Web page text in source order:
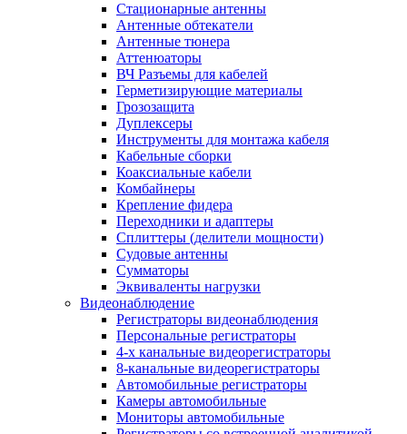
Стационарные антенны
Антенные обтекатели
Антенные тюнера
Аттенюаторы
ВЧ Разъемы для кабелей
Герметизирующие материалы
Грозозащита
Дуплексеры
Инструменты для монтажа кабеля
Кабельные сборки
Коаксиальные кабели
Комбайнеры
Крепление фидера
Переходники и адаптеры
Сплиттеры (делители мощности)
Судовые антенны
Сумматоры
Эквиваленты нагрузки
Видеонаблюдение
Регистраторы видеонаблюдения
Персональные регистраторы
4-х канальные видеорегистраторы
8-канальные видеорегистраторы
Автомобильные регистраторы
Камеры автомобильные
Мониторы автомобильные